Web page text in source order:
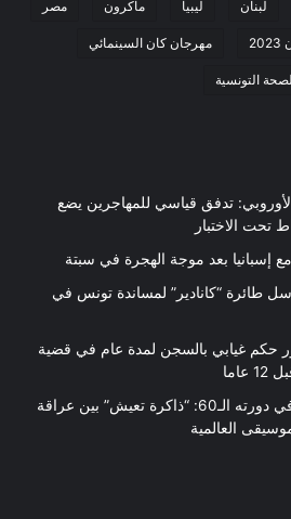
لبنان ليبيا ماكرون مصر
مهرجان كان السينمائي
التونسية
تدفق قياسي للمهاجرين يضع
تحت الاختبار
إسبانيا بعد موجة الهجرة في سبتة
طائرة “كانادير” لمساندة تونس في
حكم غيابي بالسجن لمدة عام في قضية
مهرجان الحمامات الدولي في دورته الـ60: “ذاكرة تعيش” بين عراقة
العالمية